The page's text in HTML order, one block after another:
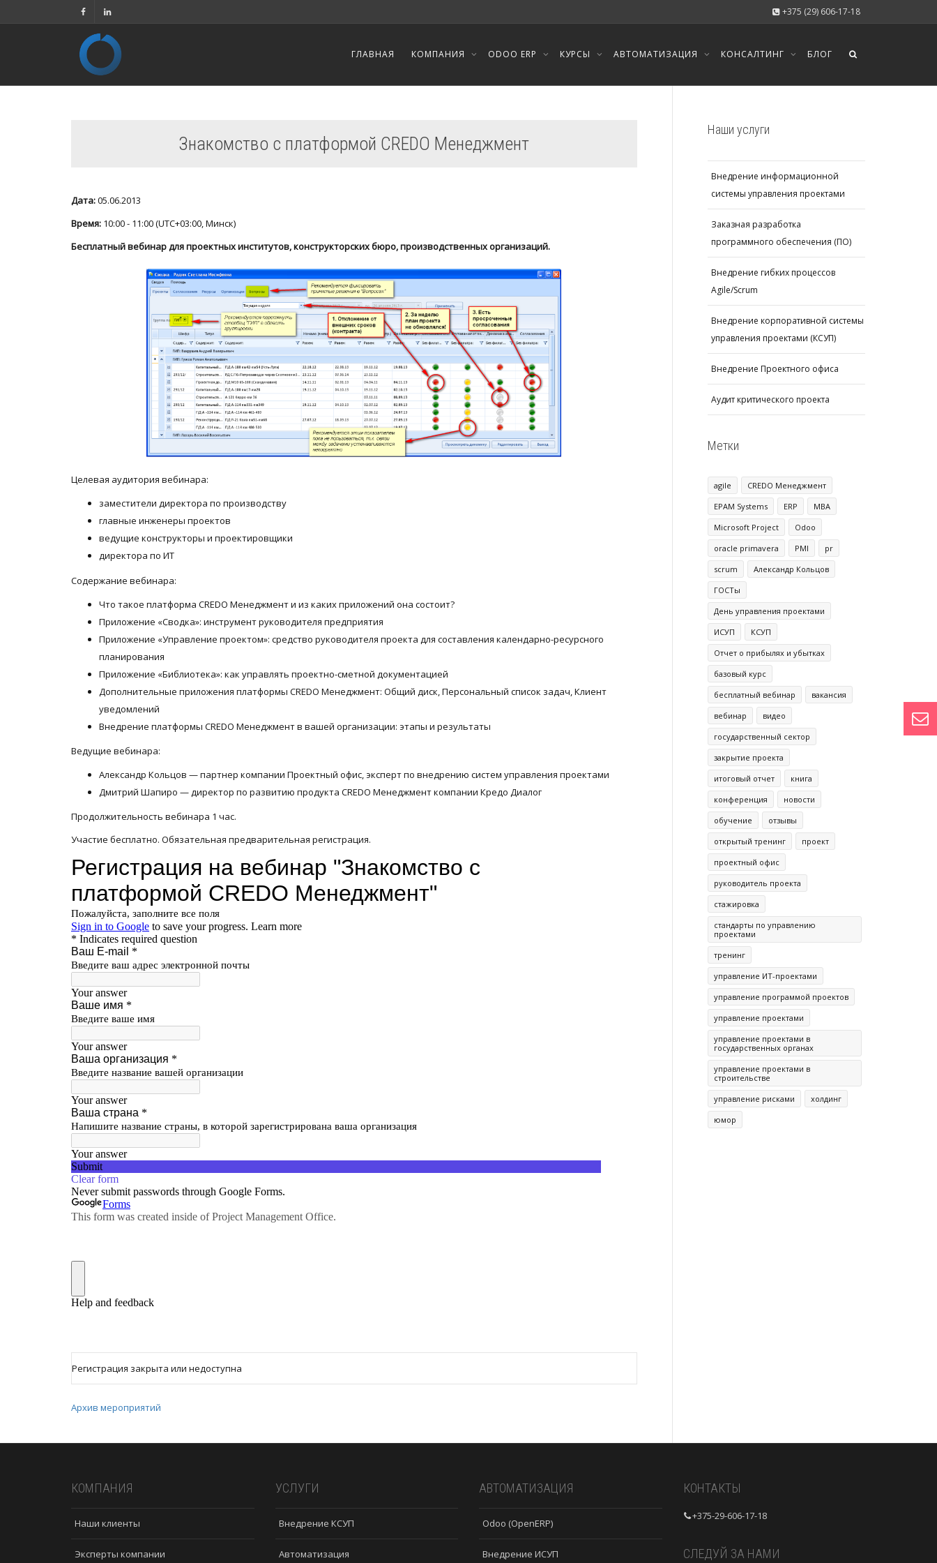
+375 (29) 606-17-18
ГЛАВНАЯ КОМПАНИЯ ODOO ERP КУРСЫ АВТОМАТИЗАЦИЯ КОНСАЛТИНГ БЛОГ
Знакомство с платформой CREDO Менеджмент
Дата:05.06.2013
Время: 10:00 - 11:00 (UTC+03:00, Минск)
Бесплатный вебинар для проектных институтов, конструкторских бюро, производственных организаций.
Целевая аудитория вебинара:
заместители директора по производству
главные инженеры проектов
ведущие конструкторы и проектировщики
директора по ИТ
Содержание вебинара:
Что такое платформа CREDO Менеджмент и из каких приложений она состоит?
Приложение «Сводка»: инструмент руководителя предприятия
Приложение «Управление проектом»: средство руководителя проекта для составления календарно-ресурсного
планирования
Приложение «Библиотека»: как управлять проектно-сметной документацией
Дополнительные приложения платформы CREDO Менеджмент: Общий диск, Персональный список задач, Клиент
уведомлений
Внедрение платформы CREDO Менеджмент в вашей организации: этапы и результаты
Ведущие вебинара:
Александр Кольцов — партнер компании Проектный офис, эксперт по внедрению систем управления проектами
Дмитрий Шапиро — директор по развитию продукта CREDO Менеджмент компании Кредо Диалог
Продолжительность вебинара 1 час.
Участие бесплатно. Обязательная предварительная регистрация.
Регистрация закрыта или недоступна
Архив мероприятий
Наши услуги
Внедрение информационной
системы управления проектами
Заказная разработка
программного обеспечения (ПО)
Внедрение гибких процессов
Agile/Scrum
Внедрение корпоративной системы
управления проектами (КСУП)
Внедрение Проектного офиса
Аудит критического проекта
Метки
agile
CREDO Менеджмент
EPAM Systems
ERP
MBA
Microsoft Project
Odoo
oracle primavera
PMI
pr
scrum
Александр Кольцов
ГОСТы
День управления проектами
ИСУП
КСУП
Отчет о прибылях и убытках
базовый курс
бесплатный вебинар
вакансия
вебинар
видео
государственный сектор
закрытие проекта
итоговый отчет
книга
конференция
новости
обучение
отзывы
открытый тренинг
проект
проектный офис
руководитель проекта
стажировка
стандарты по управлению
проектами
тренинг
управление ИТ-проектами
управление программой проектов
управление проектами
управление проектами в
государственных органах
управление проектами в
строительстве
управление рисками
холдинг
юмор
КОМПАНИЯ
Наши клиенты
Эксперты компании
УСЛУГИ
Внедрение КСУП
Автоматизация
АВТОМАТИЗАЦИЯ
Odoo (OpenERP)
Внедрение ИСУП
КОНТАКТЫ
+375-29-606-17-18
СЛЕДУЙ ЗА НАМИ